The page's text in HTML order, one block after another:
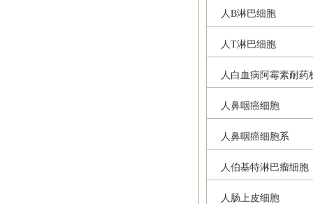
人B淋巴细胞
人T淋巴细胞
人白血病阿霉素耐药
人鼻咽癌细胞
人鼻咽癌细胞系
人伯基特淋巴瘤细胞
人肠上皮细胞